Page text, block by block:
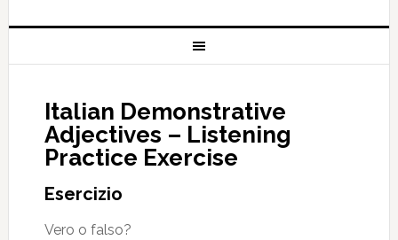
Italian Demonstrative
Adjectives – Listening
Practice Exercise
Esercizio
Vero o falso?